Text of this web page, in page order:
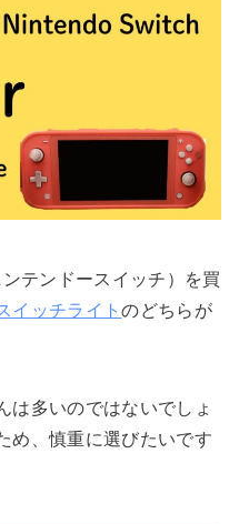
ンテンドースイッチ）を買
イッチライトのどちらが
は多いのではないでしょ
め、慎重に選びたいです